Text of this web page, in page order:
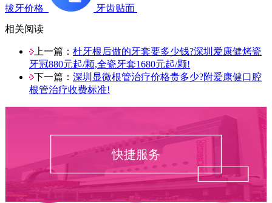
拔牙价格
牙齿贴面
相关阅读
上一篇： 杜牙根后做的牙套要多少钱?深圳爱康健烤瓷
牙冠880元起/颗,全瓷牙套1680元起/颗!
下一篇： 深圳显微根管治疗价格贵多少?附爱康健口腔
根管治疗收费标准!
快捷服务